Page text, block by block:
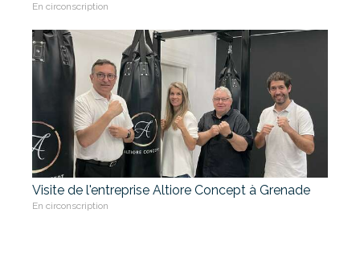
En circonscription
Visite de l'entreprise Altiore Concept à Grenade
En circonscription